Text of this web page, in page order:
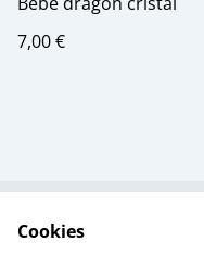
7,00 €
Cookies